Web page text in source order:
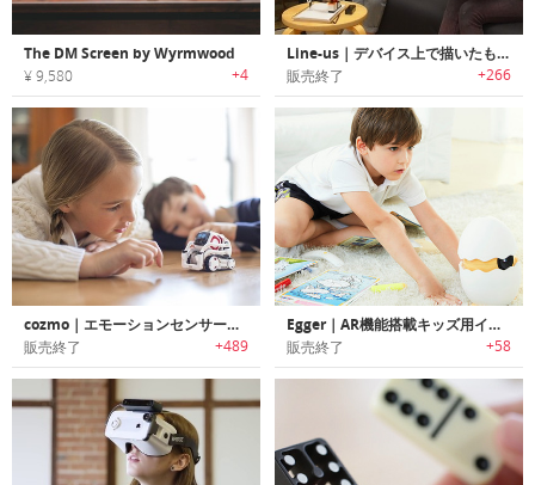
The DM Screen by Wyrmwood
¥ 9,580 +4
Line‐us｜デバイス上で描いたものをリアルタイムでコピーするドローイングロボットアーム「ライナス」
販売終了 +266
cozmo｜エモーションセンサー内蔵ロボット「コズモ」
販売終了 +489
Egger｜AR機能搭載キッズ用インタラクティブ学習プロジェクター「エッガー」
販売終了 +58